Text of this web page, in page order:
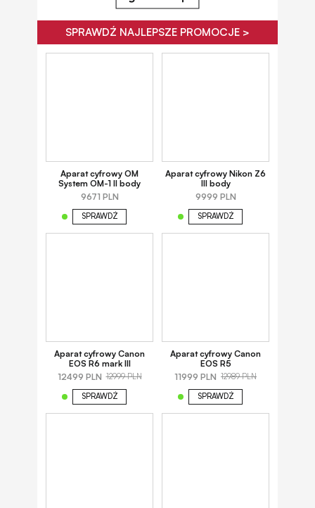
SPRAWDŹ NAJLEPSZE PROMOCJE >
Aparat cyfrowy OM
System OM-1 II body
9671 PLN
SPRAWDŹ
Aparat cyfrowy Nikon Z6
III body
9999 PLN
SPRAWDŹ
Aparat cyfrowy Canon
EOS R6 mark III
12499 PLN 12999 PLN
SPRAWDŹ
Aparat cyfrowy Canon
EOS R5
11999 PLN 12989 PLN
SPRAWDŹ